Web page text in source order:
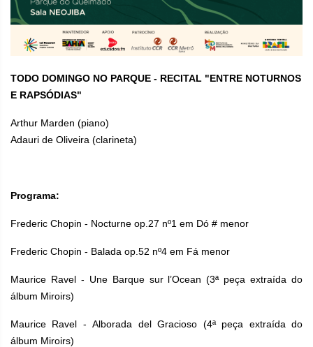
TODO DOMINGO NO PARQUE - RECITAL "ENTRE NOTURNOS
E RAPSÓDIAS"
Arthur Marden (piano)
Adauri de Oliveira (clarineta)
Programa:
Frederic Chopin - Nocturne op.27 nº1 em Dó # menor
Frederic Chopin - Balada op.52 nº4 em Fá menor
Maurice Ravel - Une Barque sur l’Ocean (3ª peça extraída do
álbum Miroirs)
Maurice Ravel - Alborada del Gracioso (4ª peça extraída do
álbum Miroirs)